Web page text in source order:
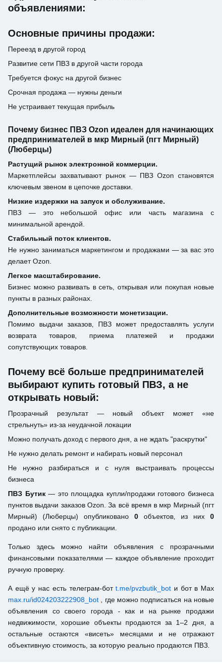
объявлениями:
Основные причины продажи:
Переезд в другой город
Развитие сети ПВЗ в другой части города
Требуется фокус на другой бизнес
Срочная продажа — нужны деньги
Не устраивает текущая прибыль
Почему бизнес ПВЗ Ozon идеален для начинающих
предпринимателей в мкр Мирный (пгт Мирный)
(Люберцы)
Растущий рынок электронной коммерции.
Маркетплейсы захватывают рынок — ПВЗ Ozon становятся
ключевым звеном в цепочке доставки.
Низкие издержки на запуск и обслуживание.
ПВЗ — это небольшой офис или часть магазина с
минимальной арендой.
Стабильный поток клиентов.
Не нужно заниматься маркетингом и продажами — за вас это
делает Ozon.
Легкое масштабирование.
Бизнес можно развивать в сеть, открывая или покупая новые
пункты в разных районах.
Дополнительные возможности монетизации.
Помимо выдачи заказов, ПВЗ может предоставлять услуги
возврата товаров, приема платежей и продажи
сопутствующих товаров.
Почему всё больше предпринимателей
выбирают купить готовый ПВЗ, а не
открывать новый:
Прозрачный результат — новый объект может «не
стрельнуть» из-за неудачной локации
Можно получать доход с первого дня, а не ждать "раскрутки"
Не нужно делать ремонт и набирать новый персонал
Не нужно разбираться и с нуля выстраивать процессы
бизнеса
ПВЗ Бутик— это площадка купли/продажи готового бизнеса
пунктов выдачи заказов Ozon. За всё время в мкр Мирный (пгт
Мирный) (Люберцы) опубликовано 0 объектов, из них 0
продано или снято с публикации.
Только здесь можно найти объявления с прозрачными
финансовыми показателями — каждое объявление проходит
ручную проверку.
А ещё у нас есть телеграм-ботt.me/pvzbutik_bot и бот в Max
max.ru/id024203222908_bot
, где можно подписаться на новые
объявления со своего города - как и на рынке продажи
недвижимости, хорошие объекты продаются за 1–2 дня, а
остальные остаются «висеть» месяцами и не отражают
объективную стоимость, за которую реально продаются ПВЗ.